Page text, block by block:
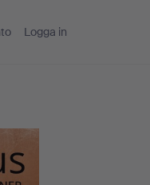
Logga in